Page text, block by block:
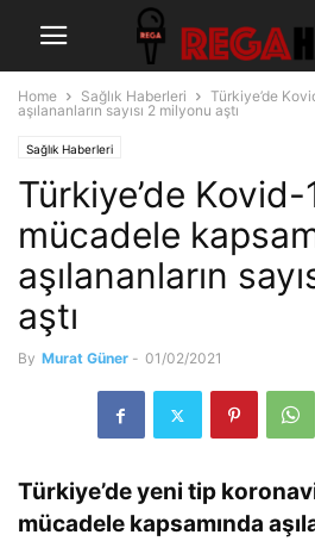
Home Sağlık Haberleri
Türkiye’de
aşılananların sayısı 2 milyonu aştı
Sağlık Haberleri
Türkiye’de Kovid-
mücadele
aşılananların
aştı
By Murat Güner - 01/02/2021
Türkiye’de yeni tip
mücadele kapsamında